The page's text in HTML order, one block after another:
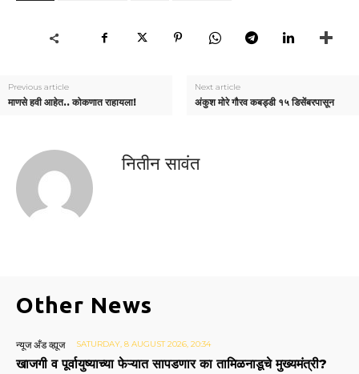
Previous article
माणसे हवी आहेत.. कोकणात राहायला!
Next article
अंकुश मोरे गौरव कबड्डी १५ डिसेंबरपासून
नितीन सावंत
Other News
न्यूज अँड व्ह्यूज SATURDAY, 8 AUGUST 2026, 20:34
खाजगी व पूर्वायुष्याच्या फेऱ्यात सापडणार का तामिळनाडूचे मुख्यमंत्री?